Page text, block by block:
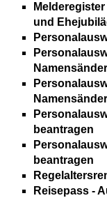
und
beantragen
beantragen
Reisepass -